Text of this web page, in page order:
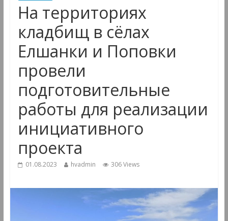
На территориях
кладбищ в сёлах
Елшанки и Поповки
провели
подготовительные
работы для реализации
инициативного
проекта
01.08.2023 hvadmin 306 Views